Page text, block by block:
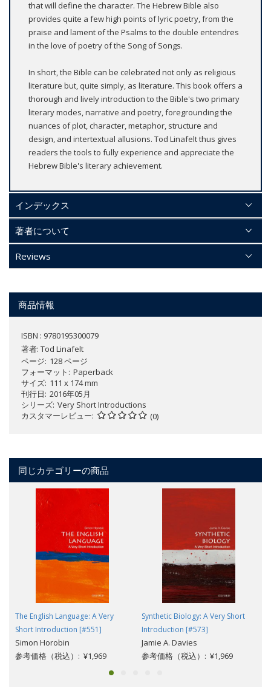
that will define the character. The Hebrew Bible also
provides quite a few high points of lyric poetry, from the
praise and lament of the Psalms to the double entendres
in the love of poetry of the Song of Songs.
In short, the Bible can be celebrated not only as religious
literature but, quite simply, as literature. This book offers a
thorough and lively introduction to the Bible's two primary
literary modes, narrative and poetry, foregrounding the
nuances of plot, character, metaphor, structure and
design, and intertextual allusions. Tod Linafelt thus gives
readers the tools to fully experience and appreciate the
Hebrew Bible's literary achievement.
インデックス
著者について
Reviews
商品情報
ISBN : 9780195300079
著者: Tod Linafelt
ページ 128 ページ
フォーマット
Paperback
サイズ 111 x 174 mm
刊行日 2016年05月
シリーズ Very Short Introductions
カスタマーレビュー
(0)
同じカテゴリーの商品
The English Language: A Very
Short Introduction [#551]
Simon Horobin
参考価格（税込）: ¥1,969
Synthetic Biology: A Very Short
Introduction [#573]
Jamie A. Davies
参考価格（税込）: ¥1,969